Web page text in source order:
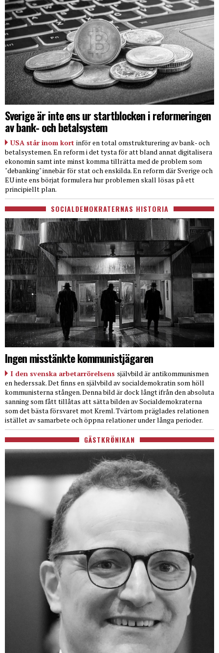
Sverige är inte ens ur startblocken i reformeringen
av bank- och betalsystem
USA står inom kort inför en total omstrukturering av bank- och
betalsystemen. En reform i det tysta för att bland annat digitalisera
ekonomin samt inte minst komma tillrätta med de problem som
"debanking" innebär för stat och enskilda. En reform där Sverige och
EU inte ens börjat formulera hur problemen skall lösas på ett
principiellt plan.
SOCIALDEMOKRATERNAS HISTORIA
Ingen misstänkte kommunistjägaren
I den svenska arbetarrörelsens självbild är antikommunismen
en hederssak. Det finns en självbild av socialdemokratin som höll
kommunisterna stången. Denna bild är dock långt ifrån den absoluta
sanning som fått tillåtas att sätta bilden av Socialdemokraterna
som det bästa försvaret mot Kreml. Tvärtom präglades relationen
istället av samarbete och öppna relationer under långa perioder.
GÄSTKRÖNIKAN